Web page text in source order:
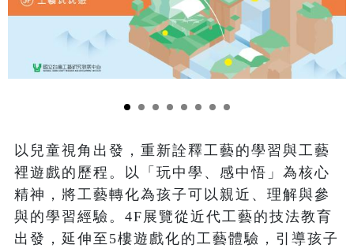
以兒童視角出發，重新詮釋工藝的學習與工藝
裡遊戲的歷程。以「玩中學、感中悟」為核心
精神，將工藝轉化為孩子可以親近、理解與參
與的學習經驗。4F展覽從近代工藝的技法教育
出發，延伸至5樓遊戲化的工藝體驗，引導孩子